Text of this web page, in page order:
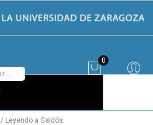
0
Leyendo a Galdós